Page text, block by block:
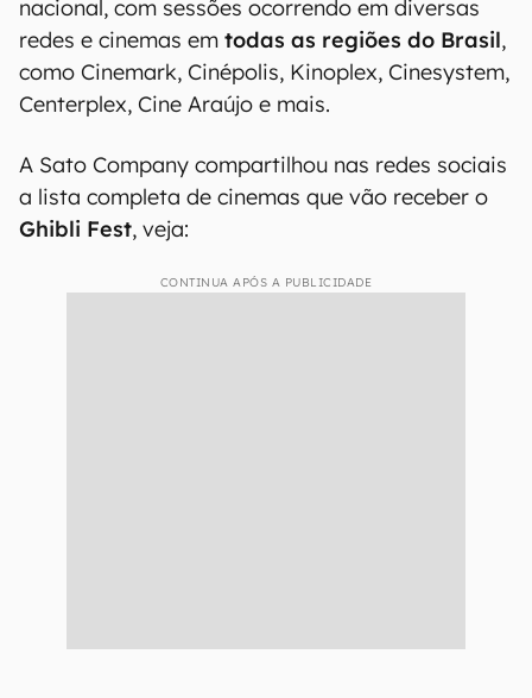
nacional, com sessões ocorrendo em diversas
redes e cinemas em todas as regiões do Brasil,
como Cinemark, Cinépolis, Kinoplex, Cinesystem,
Centerplex, Cine Araújo e mais.
A Sato Company compartilhou nas redes sociais
a lista completa de cinemas que vão receber o
Ghibli Fest, veja:
CONTINUA APÓS A PUBLICIDADE